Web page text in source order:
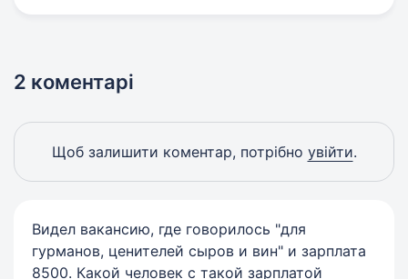
2 коментарі
Щоб залишити коментар, потрібно увійти.
Видел вакансию, где говорилось "для
гурманов, ценителей сыров и вин" и зарплата
8500. Какой человек с такой зарплатой